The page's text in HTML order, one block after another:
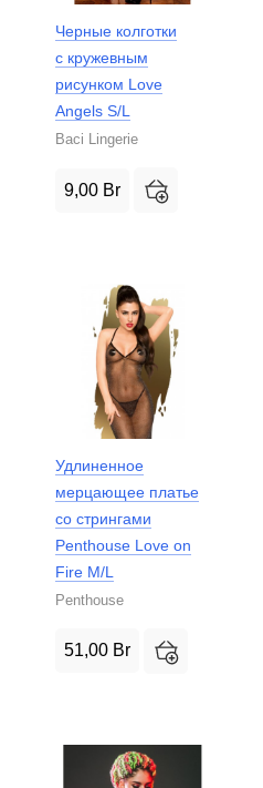
Черные колготки
с кружевным
рисунком Love
Angels S/L
Baci Lingerie
9,00 Br
Удлиненное
мерцающее платье
со стрингами
Penthouse Love on
Fire M/L
Penthouse
51,00 Br